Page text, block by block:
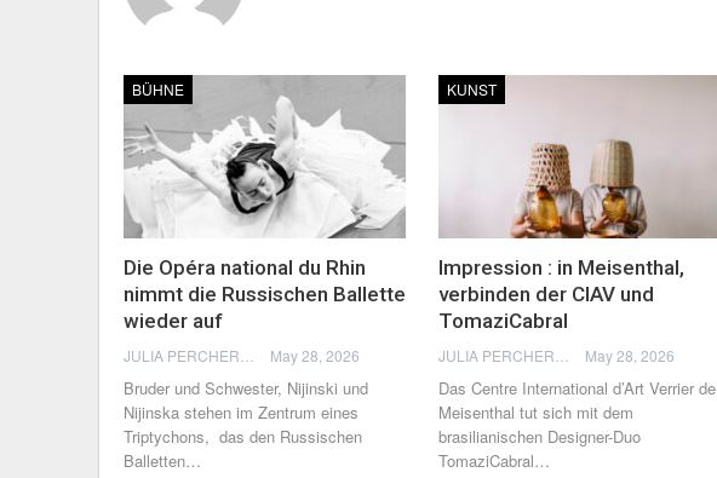
BÜHNE
Die Opéra national du Rhin
nimmt die Russischen Ballette
wieder auf
May 28, 2026
Bruder und Schwester, Nijinski und
Nijinska stehen im Zentrum eines
Triptychons, das den Russischen
Balletten…
KUNST
Impression : in Meisenthal,
verbinden der CIAV und
TomaziCabral
May 28, 2026
Das Centre International d’Art Verrier de
Meisenthal tut sich mit dem
brasilianischen Designer-Duo
TomaziCabral…